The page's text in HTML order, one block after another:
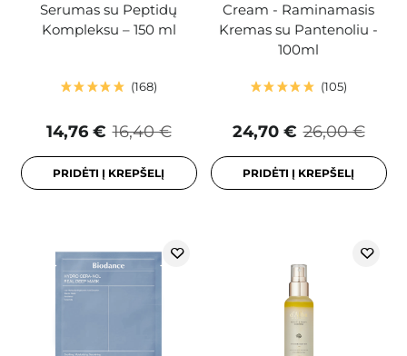
Serumas su Peptidų
Kompleksu – 150 ml
168
16,40 €
14,76 €
PRIDĖTI Į KREPŠELĮ
Cream - Raminamasis
Kremas su Pantenoliu -
100ml
105
26,00 €
24,70 €
PRIDĖTI Į KREPŠELĮ